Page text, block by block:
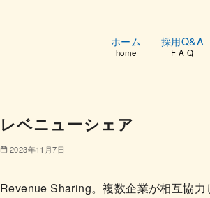
ホーム
home
採用Q&A
F A Q
レベニューシェア
2023年11月7日
Revenue Sharing。複数企業が相互協